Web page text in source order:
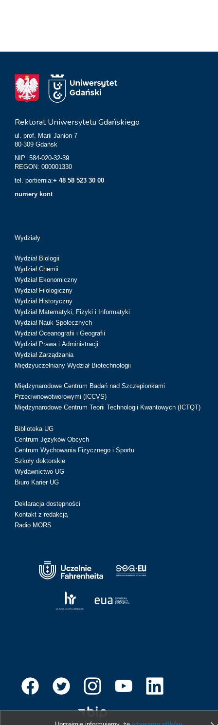
Rektorat Uniwersytetu Gdańskiego
ul. prof. Marii Janion 7
80-309 Gdańsk
NIP: 584-020-32-39
REGON: 000001330
tel. portiernia:+ 48 58 523 30 00
numery kont
Wydziały
Wydział Biologii
Wydział Chemii
Wydział Ekonomiczny
Wydział Filologiczny
Wydział Historyczny
Wydział Matematyki, Fizyki i Informatyki
Wydział Nauk Społecznych
Wydział Oceanografii i Geografii
Wydział Prawa i Administracji
Wydział Zarządzania
Międzyuczelniany Wydział Biotechnologii
Międzynarodowe Centrum Badań nad Szczepionkami
Przeciwnowotworowymi (ICCVS)
Międzynarodowe Centrum Teorii Technologii Kwantowych (ICTQT)
Biblioteka UG
Centrum Języków Obcych
Centrum Wychowania Fizycznego i Sportu
Szkoły doktorskie
Wydawnictwo UG
Biuro Karier UG
Deklaracja dostępności
Kontakt z redakcją
Radio MORS